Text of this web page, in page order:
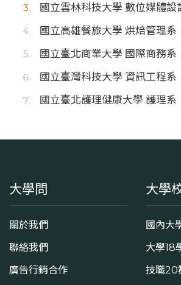
國立雲林科技大學 數位媒體設
國立高雄餐旅大學 烘焙管理系
國立臺北商業大學 國際商務系
國立臺灣科技大學 資訊工程系
國立臺北護理健康大學 護理系
大學問
關於我們
聯絡我們
廣告行銷合作
大學
國內大
大學18
技職20